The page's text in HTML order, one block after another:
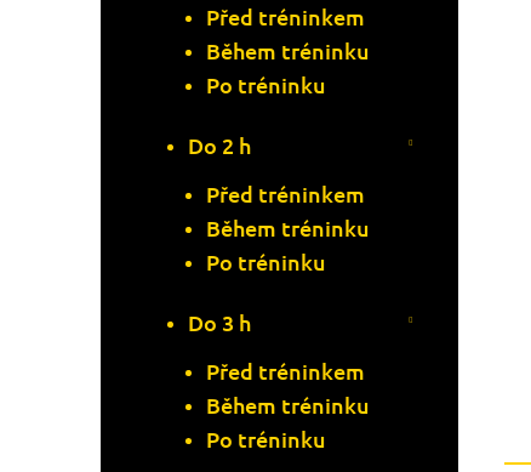
Před tréninkem
Během tréninku
Po tréninku
Do 2 h
Před tréninkem
Během tréninku
Po tréninku
Do 3 h
Před tréninkem
Během tréninku
Po tréninku